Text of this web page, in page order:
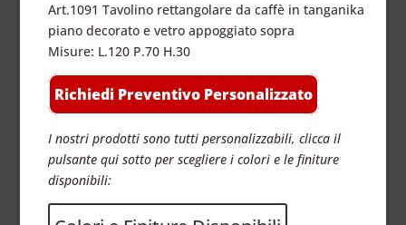
Art.1091 Tavolino rettangolare da caffè in tanganika
piano decorato e vetro appoggiato sopra
Misure: L.120 P.70 H.30
Richiedi Preventivo Personalizzato
I nostri prodotti sono tutti personalizzabili, clicca il
pulsante qui sotto per scegliere i colori e le finiture
disponibili: